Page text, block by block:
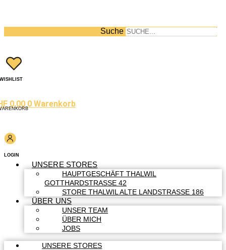
Suche
WISHLIST
0.00 0 Warenkorb
LOGIN
UNSERE STORES
HAUPTGESCHÄFT THALWIL
GOTTHARDSTRASSE 42
STORE THALWIL ALTE LANDSTRASSE 186
ÜBER UNS
UNSER TEAM
ÜBER MICH
JOBS
UNSERE STORES